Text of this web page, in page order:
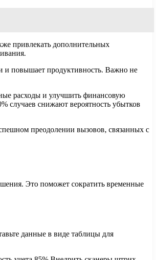
привлекать дополнительных
и повышает продуктивность. Важно не
расходы и улучшить финансовую
случаев снижают вероятность убытков
преодолении вызовов, связанных с
Это поможет сократить временные
данные в виде таблицы для